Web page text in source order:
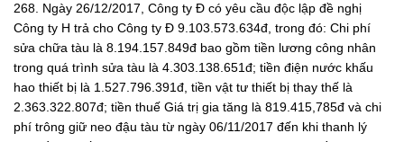
268. Ngày 26/12/2017, Công ty Đ có yêu cầu độc lập đề nghị
Công ty H trả cho Công ty Đ 9.103.573.634đ, trong đó: Chi phí
sửa chữa tàu là 8.194.157.849đ bao gồm tiền lương công nhân
trong quá trình sửa tàu là 4.303.138.651đ; tiền điện nước khấu
hao thiết bị là 1.527.796.391đ, tiền vật tư thiết bị thay thế là
2.363.322.807đ; tiền thuế Giá trị gia tăng là 819.415,785đ và chi
phí trông giữ neo đậu tàu từ ngày 06/11/2017 đến khi thanh lý